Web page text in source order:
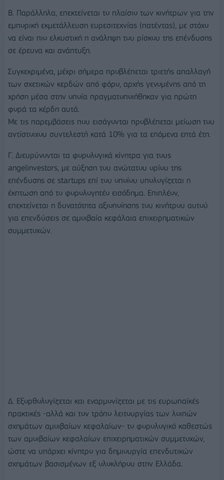
Β. Παράλληλα, επεκτείνεται το πλαίσιο των κινήτρων για την
εμπορική εκμετάλλευση ευρεσιτεχνίας (πατέντας), με στόχο
να είναι πιο ελκυστική η ανάληψη του ρίσκου της επένδυσης
σε έρευνα και ανάπτυξη.
Συγκεκριμένα, μέχρι σήμερα προβλέπεται τριετής απαλλαγή
των σχετικών κερδών από φόρο, αρχής γενομένης από τη
χρήση μέσα στην οποία πραγματοποιήθηκαν για πρώτη
φορά τα κέρδη αυτά.
Με τις παρεμβάσεις που εισάγονται προβλέπεται μείωση του
αντίστοιχου συντελεστή κατά 10% για τα επόμενα επτά έτη.
Γ. Διευρύνονται τα φορολογικά κίνητρα για τους
angelinvestors, με αύξηση του ανώτατου ορίου της
επένδυσης σε startups επί του οποίου υπολογίζεται η
έκπτωση από το φορολογητέο εισόδημα. Επιπλέον,
επεκτείνεται η δυνατότητα αξιοποίησης του κινήτρου αυτού
για επενδύσεις σε αμοιβαία κεφάλαια επιχειρηματικών
συμμετοχών.
Δ. Εξορθολογίζεται και εναρμονίζεται με τις ευρωπαϊκές
πρακτικές -αλλά και τον τρόπο λειτουργίας των λοιπών
σχημάτων αμοιβαίων κεφαλαίων- το φορολογικό καθεστώς
των αμοιβαίων κεφαλαίων επιχειρηματικών συμμετοχών,
ώστε να υπάρχει κίνητρο για δημιουργία επενδυτικών
σχημάτων βασισμένων εξ ολοκλήρου στην Ελλάδα.